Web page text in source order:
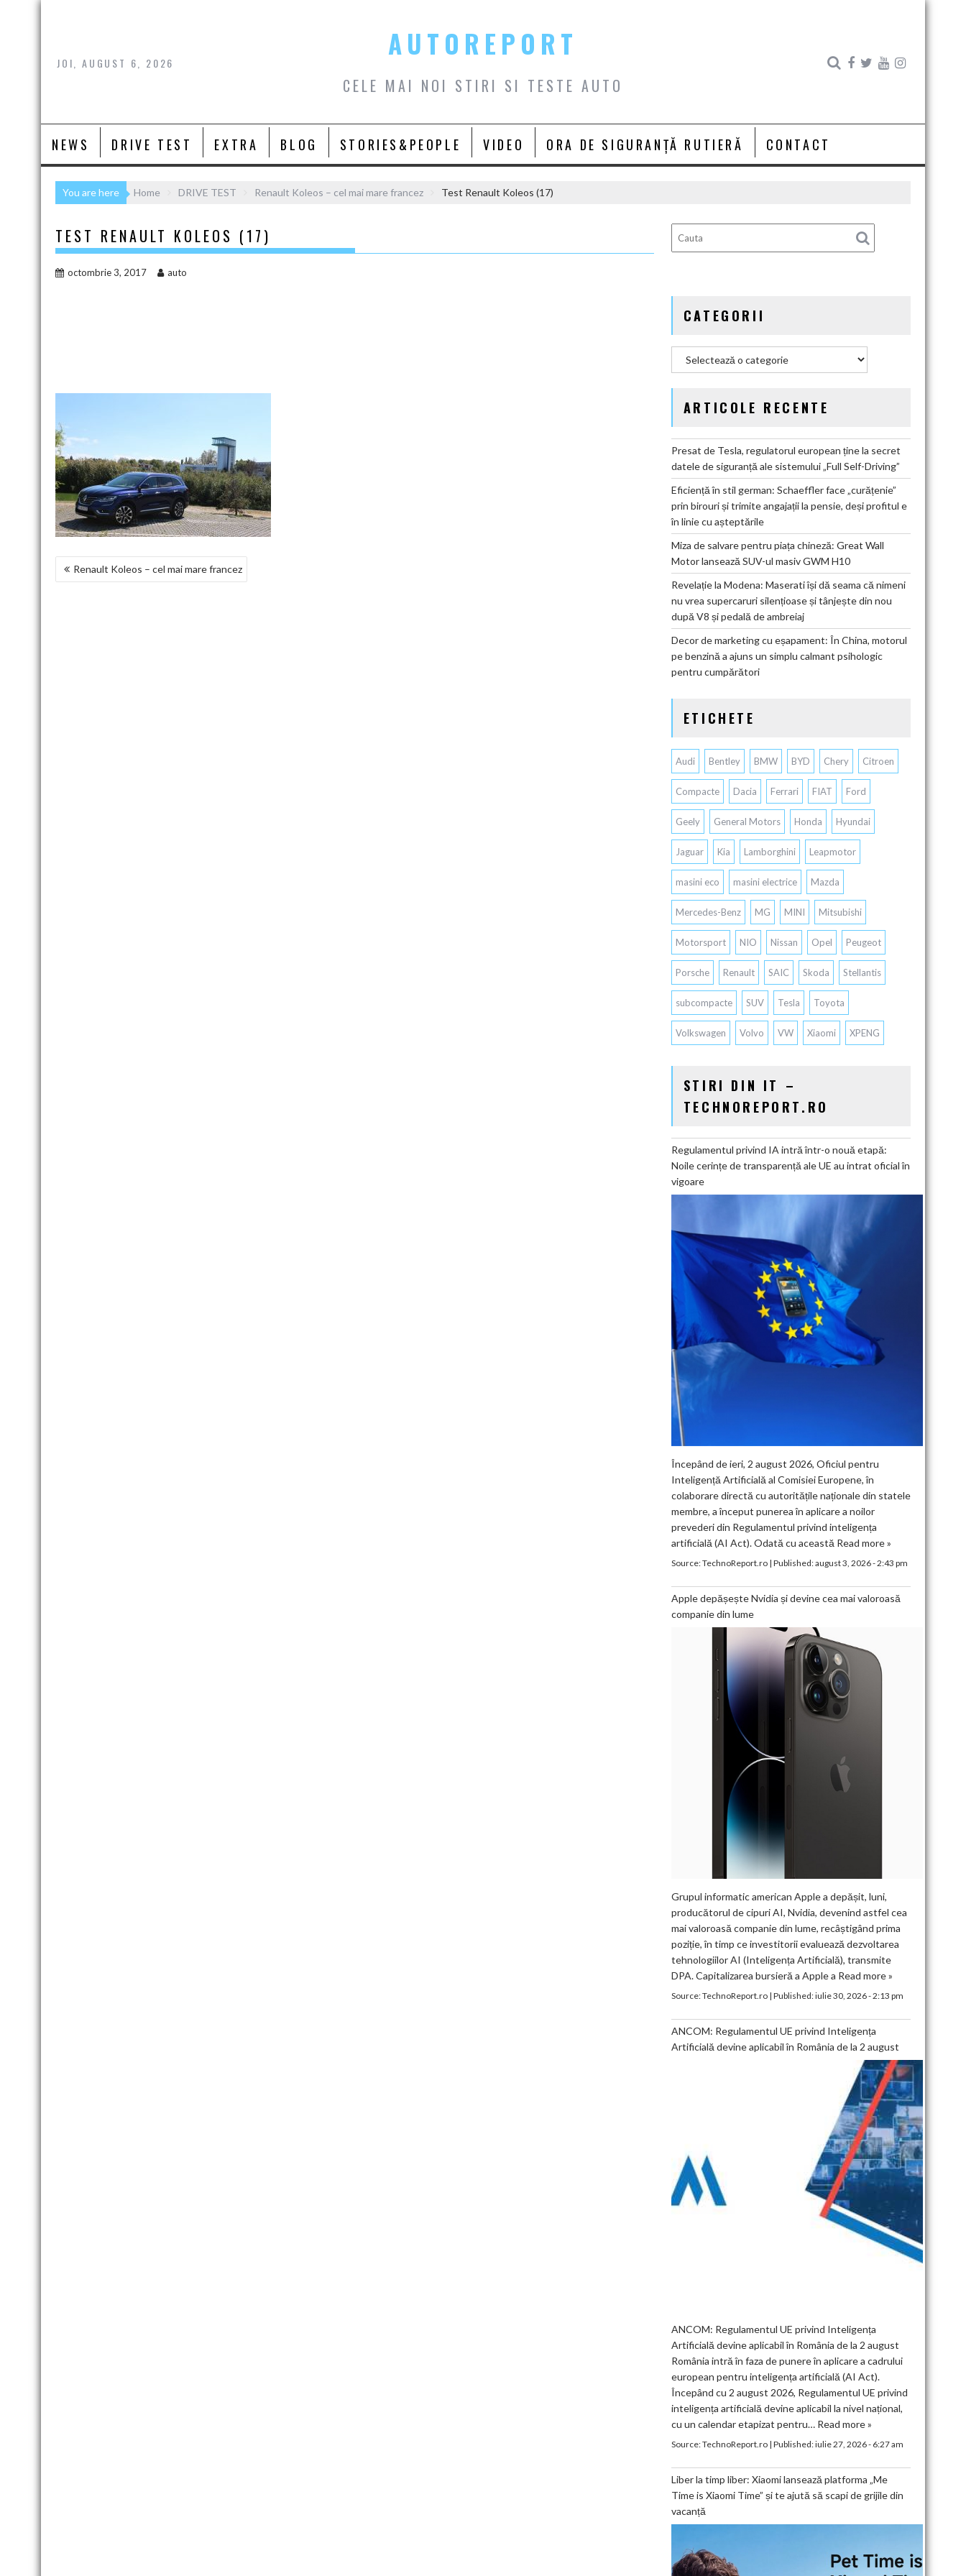
Skip
JOI, AUGUST 6, 2026
AUTOREPORT
CELE MAI NOI STIRI SI TESTE AUTO
NEWS DRIVE TEST EXTRA BLOG STORIES&PEOPLE VIDEO ORA DE SIGURANȚĂ RUTIERĂ CONTACT
You are here Home DRIVE TEST Renault Koleos – cel mai mare francez Test Renault Koleos (17)
TEST RENAULT KOLEOS (17)
octombrie 3, 2017 auto
NAVIGARE
Renault Koleos – cel mai mare francez
CATEGORII
ARTICOLE RECENTE
Presat de Tesla, regulatorul european ține la secret
datele de siguranță ale sistemului „Full Self-Driving”
Eficiență în stil german: Schaeffler face „curățenie”
prin birouri și trimite angajații la pensie, deși profitul e
în linie cu așteptările
Miza de salvare pentru piața chineză: Great Wall
Motor lansează SUV-ul masiv GWM H10
Revelație la Modena: Maserati își dă seama că nimeni
nu vrea supercaruri silențioase și tânjește din nou
după V8 și pedală de ambreiaj
Decor de marketing cu eșapament: În China, motorul
pe benzină a ajuns un simplu calmant psihologic
pentru cumpărători
ETICHETE
Audi Bentley BMW BYD Chery Citroen
Compacte Dacia Ferrari FIAT Ford
Geely General Motors Honda Hyundai
Jaguar Kia Lamborghini Leapmotor
masini eco masini electrice Mazda
Mercedes-Benz MG MINI Mitsubishi
Motorsport NIO Nissan Opel Peugeot
Porsche Renault SAIC Skoda Stellantis
subcompacte SUV Tesla Toyota
Volkswagen Volvo VW Xiaomi XPENG
STIRI DIN IT –
TECHNOREPORT.RO
Regulamentul privind IA intră într-o nouă etapă:
Noile cerințe de transparență ale UE au intrat oficial în
vigoare
Începând de ieri, 2 august 2026, Oficiul pentru
Inteligență Artificială al Comisiei Europene, în
colaborare directă cu autoritățile naționale din statele
membre, a început punerea în aplicare a noilor
prevederi din Regulamentul privind inteligența
artificială (AI Act). Odată cu această Read more »
Source:TechnoReport.ro| Published:august 3, 2026 - 2:43 pm
Apple depășește Nvidia și devine cea mai valoroasă
companie din lume
Grupul informatic american Apple a depășit, luni,
producătorul de cipuri AI, Nvidia, devenind astfel cea
mai valoroasă companie din lume, recâștigând prima
poziție, în timp ce investitorii evaluează dezvoltarea
tehnologiilor AI (Inteligența Artificială), transmite
DPA. Capitalizarea bursieră a Apple a Read more »
Source:TechnoReport.ro| Published:iulie 30, 2026 - 2:13 pm
ANCOM: Regulamentul UE privind Inteligența
Artificială devine aplicabil în România de la 2 august
ANCOM: Regulamentul UE privind Inteligența
Artificială devine aplicabil în România de la 2 august
România intră în faza de punere în aplicare a cadrului
european pentru inteligența artificială (AI Act).
Începând cu 2 august 2026, Regulamentul UE privind
inteligența artificială devine aplicabil la nivel național,
cu un calendar etapizat pentru… Read more »
Source:TechnoReport.ro| Published:iulie 27, 2026 - 6:27 am
Liber la timp liber: Xiaomi lansează platforma „Me
Time is Xiaomi Time” și te ajută să scapi de grijile din
vacanță